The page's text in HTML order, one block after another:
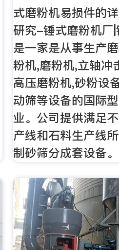
式磨粉机易损件的
研究-锤式磨粉机厂|
是一家是从事生产
粉机,磨粉机,立轴冲
高压磨粉机,砂粉设
动筛等设备的国际
业。公司提供满足
产线和石料生产线
制砂筛分成套设备。